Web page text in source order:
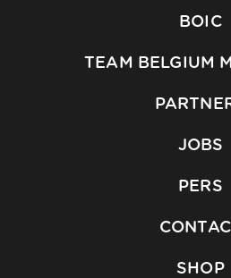
BOIC
TEAM BELGIUM
JOBS
PERS
SHOP